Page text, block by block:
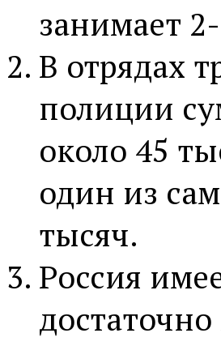
занимает
В отрядах
полиции
около 45
один из
тысяч.
Россия